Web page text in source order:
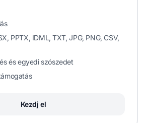
PPTX, IDML, TXT, JPG, PNG, CSV,
és egyedi szószedet
Kezdj el